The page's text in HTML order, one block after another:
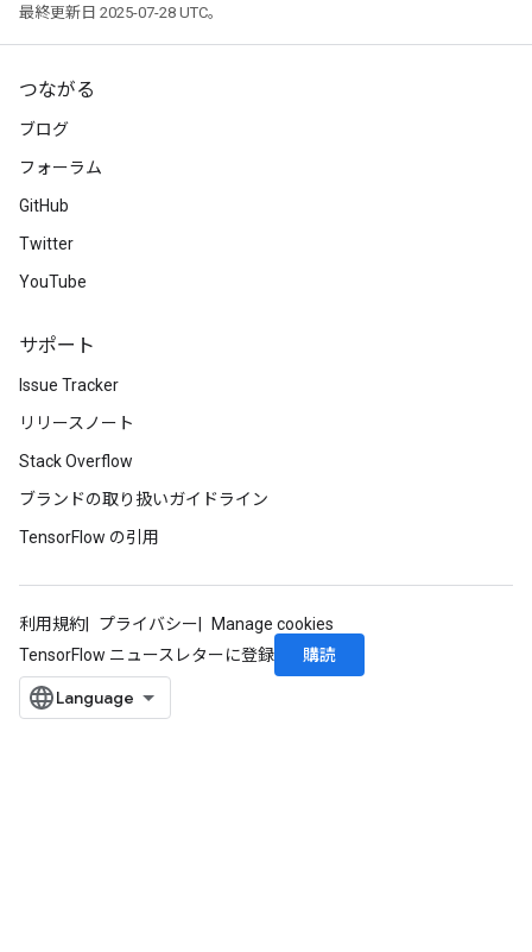
最終更新日 2025-07-28 UTC。
つながる
ブログ
フォーラム
GitHub
Twitter
YouTube
サポート
Issue Tracker
リリースノート
Stack Overflow
ブランドの取り扱いガイドライン
TensorFlow の引用
利用規約 プライバシー
Manage cookies
TensorFlow ニュースレターに登録
購読